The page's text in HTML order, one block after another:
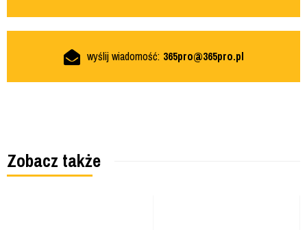
wyślij wiadomość: 365pro@365pro.pl
Zobacz także